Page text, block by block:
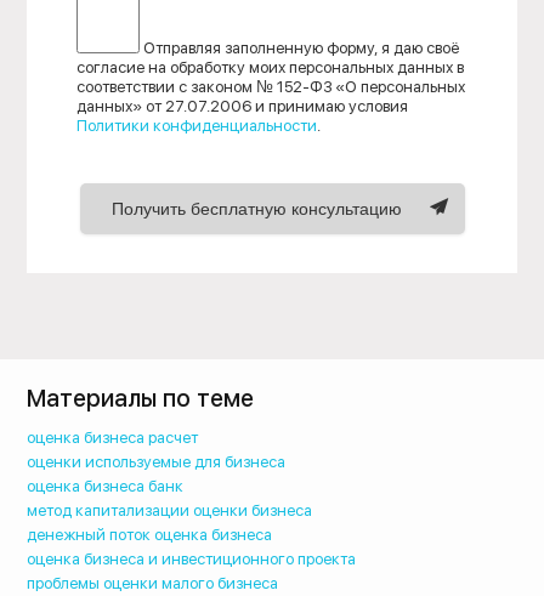
Отправляя заполненную форму, я даю своё
согласие на обработку моих персональных данных в
соответствии с законом № 152-ФЗ «О персональных
данных» от 27.07.2006 и принимаю условия
Политики конфиденциальности
Получить бесплатную консультацию
Материалы по теме
оценка бизнеса расчет
оценки используемые для бизнеса
оценка бизнеса банк
метод капитализации оценки бизнеса
денежный поток оценка бизнеса
оценка бизнеса и инвестиционного проекта
проблемы оценки малого бизнеса